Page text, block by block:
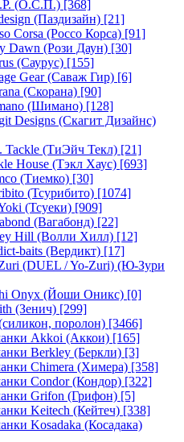
(О.С.П.) [368]
(Паздизайн) [21]
Corsa (Россо Корса) [91]
Dawn (Рози Даун) [30]
(Саурус) [155]
Gear (Саваж Гир) [6]
(Скорана) [90]
(Шимано) [128]
Designs (Скагит Дизайнс)
Tackle (ТиЭйч Текл) [21]
House (Тэкл Хаус) [693]
(Тиемко) [30]
(Тсурибито) [1074]
(Тсуеки) [909]
(Вагабонд) [22]
Hill (Волли Хилл) [12]
baits (Вердикт) [17]
(DUEL / Yo-Zuri) (Ю-Зури
Onyx (Йоши Оникс) [0]
(Зенич) [299]
поролон) [3466]
Akkoi (Аккои) [165]
Berkley (Беркли) [3]
Chimera (Химера) [358]
Condor (Кондор) [322]
Grifon (Грифон) [5]
Keitech (Кейтеч) [338]
Kosadaka (Косадака)